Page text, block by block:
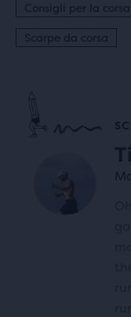
Consigli per la corsa
Scarpe da corsa